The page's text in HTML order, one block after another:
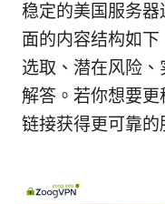
稳定的美国服务
面的内容结构如
选取、潜在风险
解答。若你想要
链接获得更可靠的